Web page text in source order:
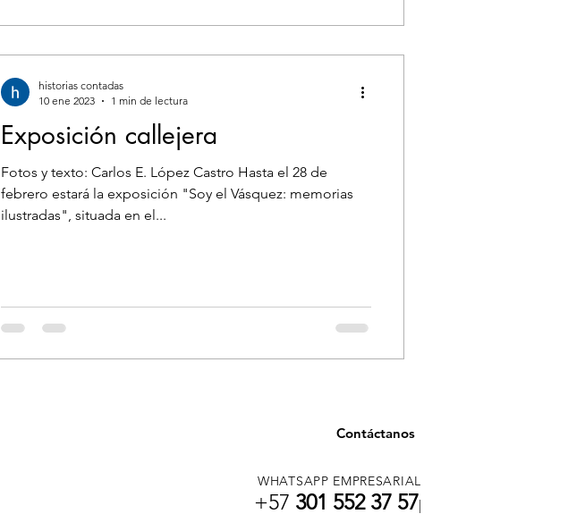
Exposición callejera
Fotos y texto: Carlos E. López Castro Hasta el 28 de
febrero estará la exposición "Soy el Vásquez: memorias
ilustradas", situada en el...
historias contadas
10 ene 2023
1 min de lectura
Contáctanos
WHATSAPP EMPRESARIAL
+57 301 552 37 57|